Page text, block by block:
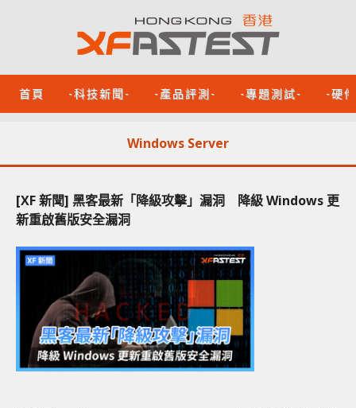
首頁 -科技新聞- -產品評測- -專題測試- -硬
Windows Server
[XF 新聞] 黑客最新「降級攻擊」漏洞 降級 Windows 更
新重啟舊版安全漏洞